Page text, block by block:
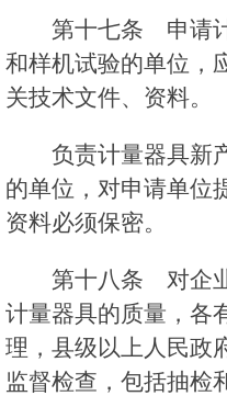
第十七条 申请
和样机试验的单位，
关技术文件、资料。
负责计量器具新
的单位，对申请单位
资料必须保密。
第十八条 对企
计量器具的质量，各
理，县级以上人民政
监督检查，包括抽检